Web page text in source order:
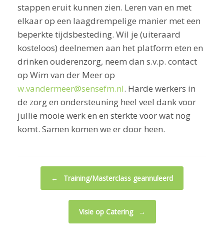
stappen eruit kunnen zien. Leren van en met
elkaar op een laagdrempelige manier met een
beperkte tijdsbesteding. Wil je (uiteraard
kosteloos) deelnemen aan het platform eten en
drinken ouderenzorg, neem dan s.v.p. contact
op Wim van der Meer op
w.vandermeer@sensefm.nl. Harde werkers in
de zorg en ondersteuning heel veel dank voor
jullie mooie werk en en sterkte voor wat nog
komt. Samen komen we er door heen.
← Training/Masterclass geannuleerd
Visie op Catering →